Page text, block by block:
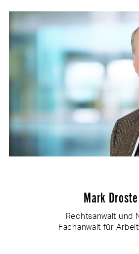
Mark Droste
Rechtsanwalt und
Fachanwalt für